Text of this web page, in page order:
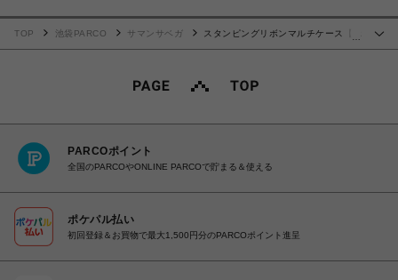
TOP 池袋PARCO サマンサベガ
スタンピングリボンマルチケース【ホ
PARCOポイント
全国のPARCOやONLINE PARCOで貯まる＆使える
ポケパル払い
初回登録＆お買物で最大1,500円分のPARCOポイント進呈